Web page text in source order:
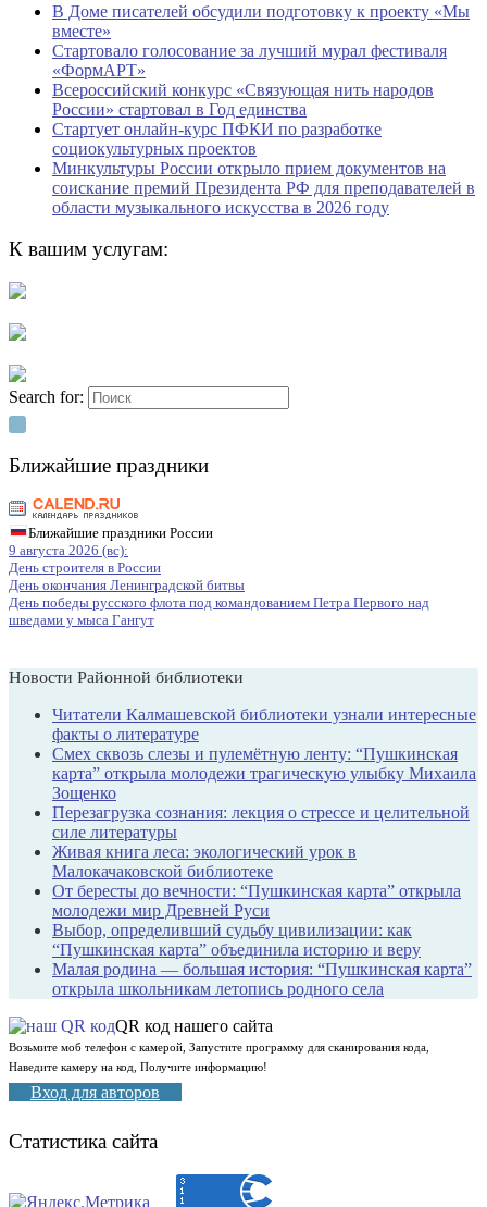
В Доме писателей обсудили подготовку к проекту «Мы
вместе»
Стартовало голосование за лучший мурал фестиваля
«ФормАРТ»
Всероссийский конкурс «Связующая нить народов
России» стартовал в Год единства
Стартует онлайн-курс ПФКИ по разработке
социокультурных проектов
Минкультуры России открыло прием документов на
соискание премий Президента РФ для преподавателей в
области музыкального искусства в 2026 году
К вашим услугам:
Search for:
Ближайшие праздники
Ближайшие праздники России
9 августа 2026 (вс):
День строителя в России
День окончания Ленинградской битвы
День победы русского флота под командованием Петра Первого над
шведами у мыса Гангут
Новости Районной библиотеки
Читатели Калмашевской библиотеки узнали интересные
факты о литературе
Смех сквозь слезы и пулемётную ленту: “Пушкинская
карта” открыла молодежи трагическую улыбку Михаила
Зощенко
Перезагрузка сознания: лекция о стрессе и целительной
силе литературы
Живая книга леса: экологический урок в
Малокачаковской библиотеке
От бересты до вечности: “Пушкинская карта” открыла
молодежи мир Древней Руси
Выбор, определивший судьбу цивилизации: как
“Пушкинская карта” объединила историю и веру
Малая родина — большая история: “Пушкинская карта”
открыла школьникам летопись родного села
QR код нашего сайта
Возьмите моб телефон с камерой, Запустите программу для сканирования кода,
Наведите камеру на код, Получите информацию!
Вход для авторов
Статистика сайта